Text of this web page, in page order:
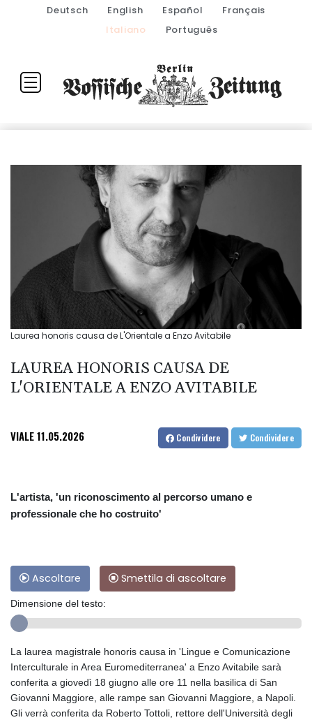
Deutsch English Español
Français
Italiano
Português
Laurea honoris causa de L'Orientale a Enzo Avitabile
LAUREA HONORIS CAUSA DE
L'ORIENTALE A ENZO AVITABILE
VIALE11.05.2026 Condividere Condividere
L'artista, 'un riconoscimento al percorso umano e
professionale che ho costruito'
Ascoltare Smettila di ascoltare
Dimensione del testo:
La laurea magistrale honoris causa in 'Lingue e Comunicazione
Interculturale in Area Euromediterranea' a Enzo Avitabile sarà
conferita a giovedì 18 giugno alle ore 11 nella basilica di San
Giovanni Maggiore, alle rampe san Giovanni Maggiore, a Napoli.
Gli verrà conferita da Roberto Tottoli, rettore dell'Università degli